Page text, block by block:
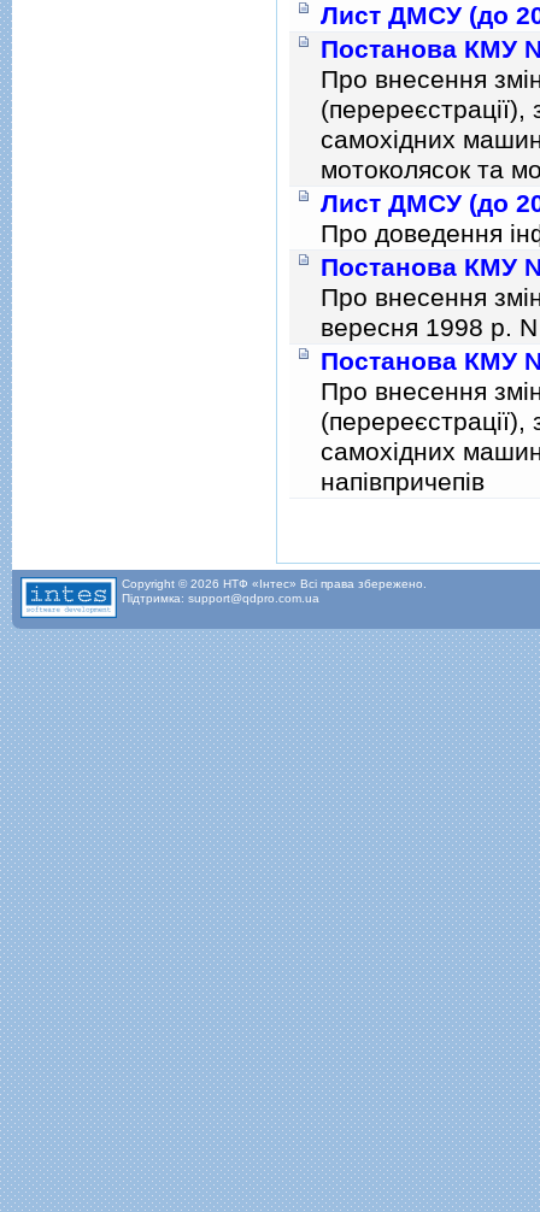
Лист ДМСУ (до
Постанова КМУ
Про внесення
(перереєстрацiї),
самохiдних
мотоколясок та
Лист ДМСУ (до
Про доведення
Постанова КМУ
Про внесення
вересня 1998 р.
Постанова КМУ
Про внесення
(перереєстрацiї),
самохiдних
напiвпричепiв
Copyright © 2026 НТФ «Інтес» Всі права збережено.
Підтримка: support@qdpro.com.ua